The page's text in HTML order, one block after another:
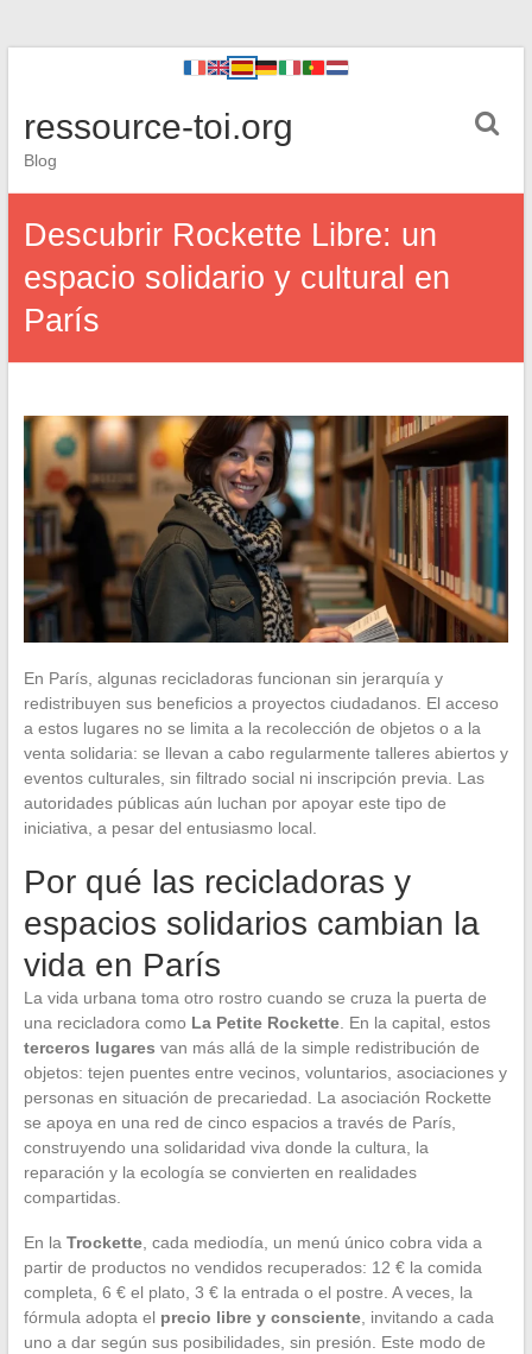
ressource-toi.org
Blog
Descubrir Rockette Libre: un
espacio solidario y cultural en
París
En París, algunas recicladoras funcionan sin jerarquía y
redistribuyen sus beneficios a proyectos ciudadanos. El acceso
a estos lugares no se limita a la recolección de objetos o a la
venta solidaria: se llevan a cabo regularmente talleres abiertos y
eventos culturales, sin filtrado social ni inscripción previa. Las
autoridades públicas aún luchan por apoyar este tipo de
iniciativa, a pesar del entusiasmo local.
Por qué las recicladoras y
espacios solidarios cambian la
vida en París
La vida urbana toma otro rostro cuando se cruza la puerta de
una recicladora como La Petite Rockette. En la capital, estos
terceros lugares van más allá de la simple redistribución de
objetos: tejen puentes entre vecinos, voluntarios, asociaciones y
personas en situación de precariedad. La asociación Rockette
se apoya en una red de cinco espacios a través de París,
construyendo una solidaridad viva donde la cultura, la
reparación y la ecología se convierten en realidades
compartidas.
En la Trockette, cada mediodía, un menú único cobra vida a
partir de productos no vendidos recuperados: 12 € la comida
completa, 6 € el plato, 3 € la entrada o el postre. A veces, la
fórmula adopta el precio libre y consciente, invitando a cada
uno a dar según sus posibilidades, sin presión. Este modo de